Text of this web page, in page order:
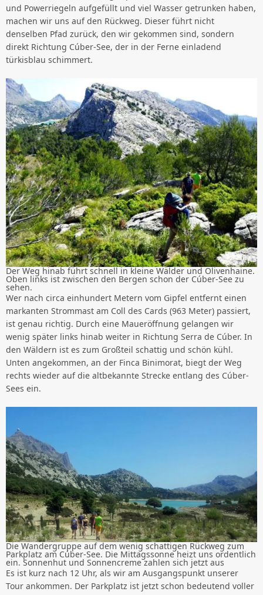
und Powerriegeln aufgefüllt und viel Wasser getrunken haben,
machen wir uns auf den Rückweg. Dieser führt nicht
denselben Pfad zurück, den wir gekommen sind, sondern
direkt Richtung Cúber-See, der in der Ferne einladend
türkisblau schimmert.
Der Weg hinab führt schnell in kleine Wälder und Olivenhaine.
Oben links ist zwischen den Bergen schon der Cúber-See zu
sehen.
Wer nach circa einhundert Metern vom Gipfel entfernt einen
markanten Strommast am Coll des Cards (963 Meter) passiert,
ist genau richtig. Durch eine Maueröffnung gelangen wir
wenig später links hinab weiter in Richtung Serra de Cúber. In
den Wäldern ist es zum Großteil schattig und schön kühl.
Unten angekommen, an der Finca Binimorat, biegt der Weg
rechts wieder auf die altbekannte Strecke entlang des Cúber-
Sees ein.
Die Wandergruppe auf dem wenig schattigen Rückweg zum
Parkplatz am Cúber-See. Die Mittagssonne heizt uns ordentlich
ein. Sonnenhut und Sonnencreme zahlen sich jetzt aus
Es ist kurz nach 12 Uhr, als wir am Ausgangspunkt unserer
Tour ankommen. Der Parkplatz ist jetzt schon bedeutend voller